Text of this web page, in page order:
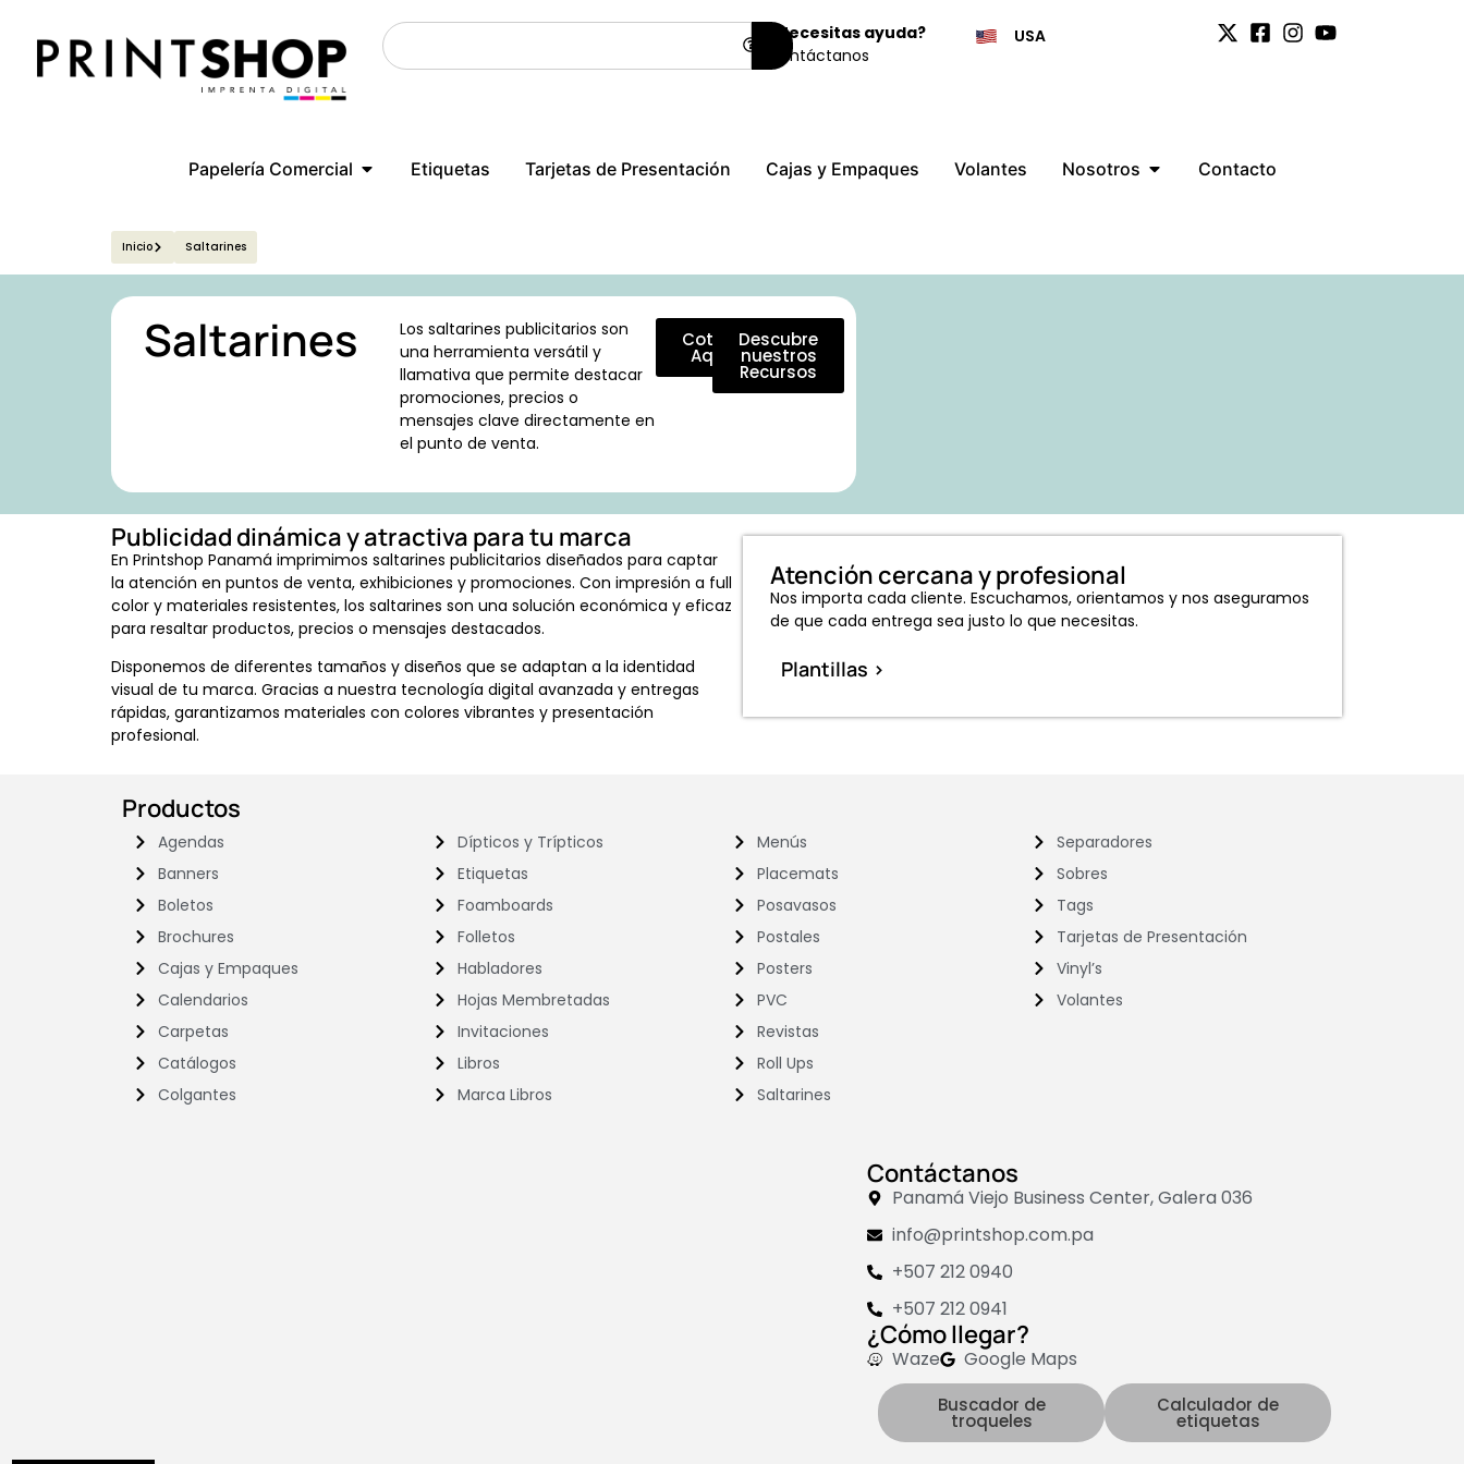
¿Necesitas ayuda?
Contáctanos
USA
Papelería Comercial Etiquetas Tarjetas de Presentación Cajas y Empaques Volantes Nosotros Contacto
Inicio Saltarines
Saltarines
Los saltarines publicitarios son
una herramienta versátil y
llamativa que permite destacar
promociones, precios o
mensajes clave directamente en
el punto de venta.
Cotiza
Aquí
Descubre
nuestros
Recursos
Publicidad dinámica y atractiva para tu marca
En Printshop Panamá imprimimos saltarines publicitarios diseñados para captar
la atención en puntos de venta, exhibiciones y promociones. Con impresión a full
color y materiales resistentes, los saltarines son una solución económica y eficaz
para resaltar productos, precios o mensajes destacados.
Disponemos de diferentes tamaños y diseños que se adaptan a la identidad
visual de tu marca. Gracias a nuestra tecnología digital avanzada y entregas
rápidas, garantizamos materiales con colores vibrantes y presentación
profesional.
Atención cercana y profesional
Nos importa cada cliente. Escuchamos, orientamos y nos aseguramos
de que cada entrega sea justo lo que necesitas.
Plantillas >
Productos
Agendas
Banners
Boletos
Brochures
Cajas y Empaques
Calendarios
Carpetas
Catálogos
Colgantes
Dípticos y Trípticos
Etiquetas
Foamboards
Folletos
Habladores
Hojas Membretadas
Invitaciones
Libros
Marca Libros
Menús
Placemats
Posavasos
Postales
Posters
PVC
Revistas
Roll Ups
Saltarines
Separadores
Sobres
Tags
Tarjetas de Presentación
Vinyl’s
Volantes
Contáctanos
Panamá Viejo Business Center, Galera 036
info@printshop.com.pa
+507 212 0940
+507 212 0941
¿Cómo llegar?
Waze Google Maps
Buscador de
troqueles
Calculador de
etiquetas